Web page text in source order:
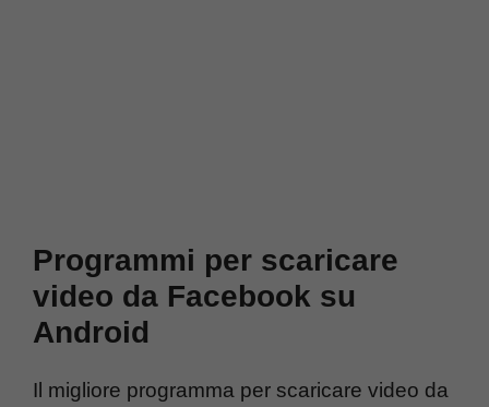
Programmi per scaricare
video da Facebook su
Android
Il migliore programma per scaricare video da